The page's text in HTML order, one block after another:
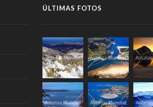
ÚLTIMAS FOTOS